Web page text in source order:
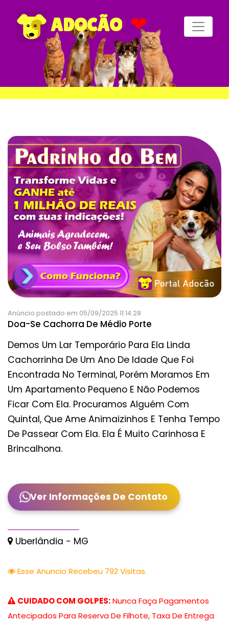
ADOCÃO ❤
Anúncio postado em 05/09/2025 11:14:28
Doa-Se Cachorra De Médio Porte
Demos Um Lar Temporário Para Ela Linda
Cachorrinha De Um Ano De Idade Que Foi
Encontrada No Terminal, Porém Moramos Em
Um Apartamento Pequeno E Não Podemos
Ficar Com Ela. Procuramos Alguém Com
Quintal, Que Ame Animaizinhos E Tenha Tempo
De Passear Com Ela. Ela É Muito Carinhosa E
Brincalhona.
Ver Informações De Contato
Uberlândia - MG
Esse Anuncio Recebeu 792 Visitas.
CUIDADO COM GOLPES:Nunca Faça Pagamentos
Antecipados Para Reserva De Filhote, Taxa De Entrega